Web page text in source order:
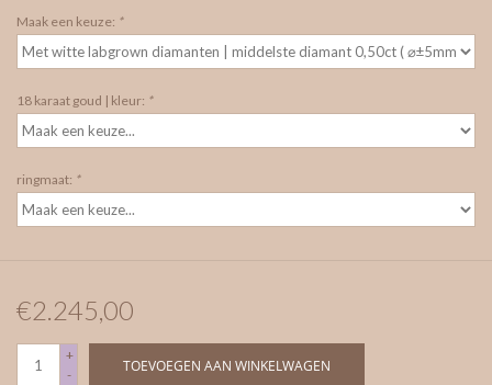
Maak een keuze: *
18 karaat goud | kleur: *
ringmaat: *
€2.245,00
+
-
TOEVOEGEN AAN WINKELWAGEN